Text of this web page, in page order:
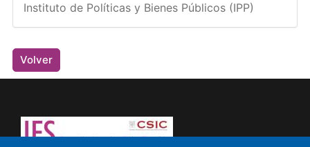
Instituto de Políticas y Bienes Públicos (IPP)
Volver